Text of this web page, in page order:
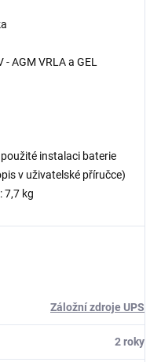
AGM VRLA a GEL
instalaci baterie
v uživatelské příručce)
7,7 kg
Záložní zdroje UPS
2 roky